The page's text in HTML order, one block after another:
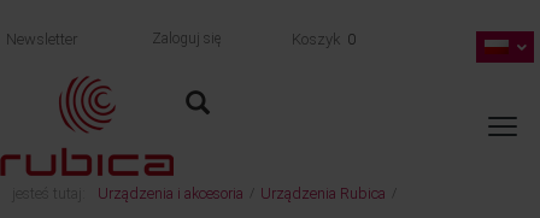
Newsletter Zaloguj się Koszyk 0
jesteś tutaj: Urządzenia i akcesoria Urządzenia Rubica